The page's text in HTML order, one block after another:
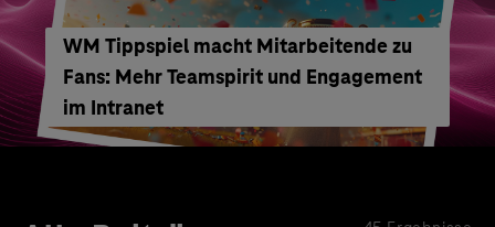
WM Tippspiel macht Mitarbeitende zu
Fans: Mehr Teamspirit und Engagement
im Intranet